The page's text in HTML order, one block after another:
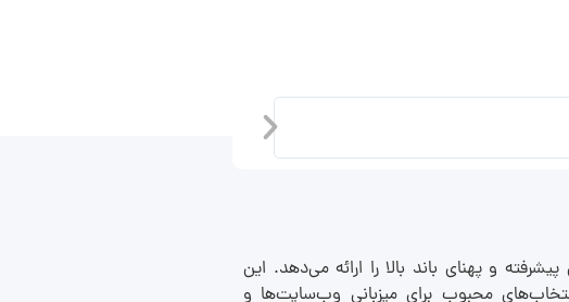
و پهنای باند بالا را ارائه می‌دهد. این
محبوب برای میزبانی وب‌سایت‌ها و